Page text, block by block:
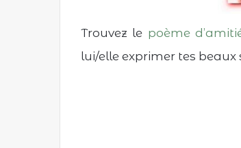
Trouvez le poème
lui/elle exprimer tes